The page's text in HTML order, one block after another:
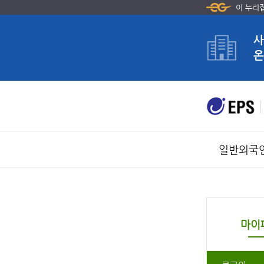
이 누리
일반외국
마이